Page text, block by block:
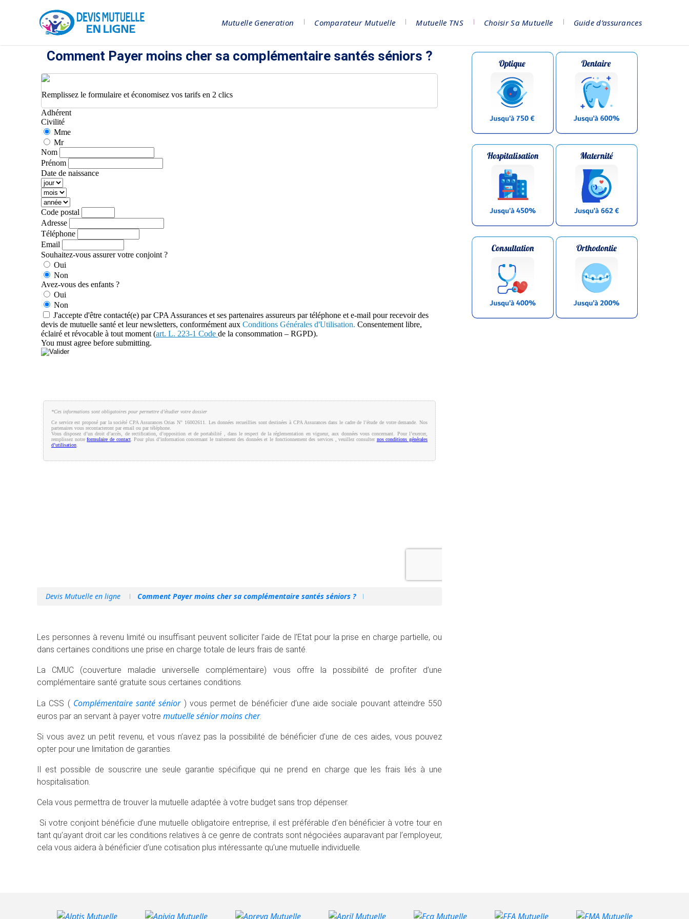
Mutuelle Generation Comparateur Mutuelle Mutuelle TNS Choisir Sa Mutuelle Guide d’assurances​
Comment Payer moins cher sa complémentaire santés séniors ?
Devis Mutuelle en ligne Comment Payer moins cher sa complémentaire santés séniors ?
Les personnes à revenu limité ou insuffisant peuvent solliciter l’aide de l’Etat pour la prise en charge partielle, ou
dans certaines conditions une prise en charge totale de leurs frais de santé.
La CMUC (couverture maladie universelle complémentaire) vous offre la possibilité de profiter d’une
complémentaire santé gratuite sous certaines conditions.
La CSS ( Complémentaire santé sénior ) vous permet de bénéficier d’une aide sociale pouvant atteindre 550
euros par an servant à payer votre mutuelle sénior moins cher.
Si vous avez un petit revenu, et vous n’avez pas la possibilité de bénéficier d’une de ces aides, vous pouvez
opter pour une limitation de garanties.
Il est possible de souscrire une seule garantie spécifique qui ne prend en charge que les frais liés à une
hospitalisation.
Cela vous permettra de trouver la mutuelle adaptée à votre budget sans trop dépenser.
Si votre conjoint bénéficie d’une mutuelle obligatoire entreprise, il est préférable d’en bénéficier à votre tour en
tant qu’ayant droit car les conditions relatives à ce genre de contrats sont négociées auparavant par l’employeur,
cela vous aidera à bénéficier d’une cotisation plus intéressante qu’une mutuelle individuelle.